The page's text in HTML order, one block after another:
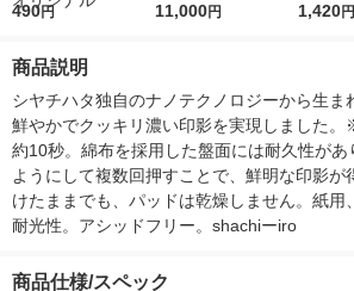
r（ロハコウォータ
シ） オリジナル
490円
5ｇ 資生堂 おまけ
11,000円
レス
1,420円
商品説明
シヤチハタ独自のナノテクノロジーから生ま
鮮やかでクッキリ濃い印影を実現しました
約10秒。綿布を採用した盤面には耐久性があ
ようにして複数回押すことで、鮮明な印影が
けたままでも、パッドは乾燥しません。紙用
耐光性。アシッドフリー。shachiーiro
商品仕様/スペック